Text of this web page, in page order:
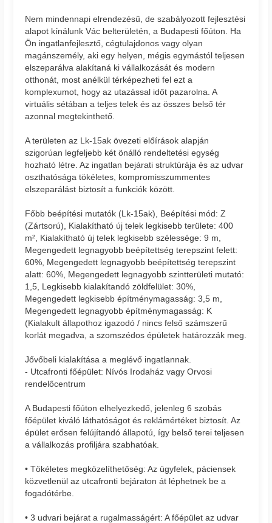
Nem mindennapi elrendezésű, de szabályozott fejlesztési
alapot kínálunk Vác belterületén, a Budapesti főúton. Ha
Ön ingatlanfejlesztő, cégtulajdonos vagy olyan
magánszemély, aki egy helyen, mégis egymástól teljesen
elszeparálva alakítaná ki vállalkozását és modern
otthonát, most anélkül térképezheti fel ezt a
komplexumot, hogy az utazással időt pazarolna. A
virtuális sétában a teljes telek és az összes belső tér
azonnal megtekinthető.
A területen az Lk-15ak övezeti előírások alapján
szigorúan legfeljebb két önálló rendeltetési egység
hozható létre. Az ingatlan bejárati struktúrája és az udvar
oszthatósága tökéletes, kompromisszummentes
elszeparálást biztosít a funkciók között.
Főbb beépítési mutatók (Lk-15ak), Beépítési mód: Z
(Zártsorú), Kialakítható új telek legkisebb területe: 400
m², Kialakítható új telek legkisebb szélessége: 9 m,
Megengedett legnagyobb beépítettség terepszint felett:
60%, Megengedett legnagyobb beépítettség terepszint
alatt: 60%, Megengedett legnagyobb szintterületi mutató:
1,5, Legkisebb kialakítandó zöldfelület: 30%,
Megengedett legkisebb építménymagasság: 3,5 m,
Megengedett legnagyobb építménymagasság: K
(Kialakult állapothoz igazodó / nincs felső számszerű
korlát megadva, a szomszédos épületek határozzák meg.
Jővőbeli kialakítása a meglévő ingatlannak.
- Utcafronti főépület: Nívós Irodaház vagy Orvosi
rendelőcentrum
A Budapesti főúton elhelyezkedő, jelenleg 6 szobás
főépület kiváló láthatóságot és reklámértéket biztosít. Az
épület erősen felújítandó állapotú, így belső terei teljesen
a vállalkozás profiljára szabhatóak.
• Tökéletes megközelíthetőség: Az ügyfelek, páciensek
közvetlenül az utcafronti bejáraton át léphetnek be a
fogadótérbe.
• 3 udvari bejárat a rugalmasságért: A főépület az udvar